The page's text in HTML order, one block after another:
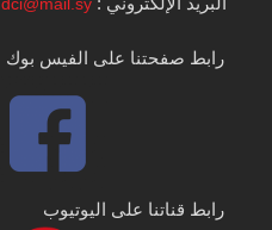
رابط صفحتنا على الفيس بوك
رابط قناتنا على اليوتيوب